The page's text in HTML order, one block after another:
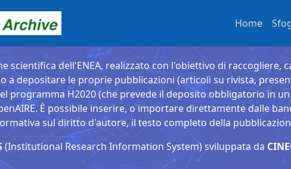
Home
scientifica dell'ENEA, realizzato con l'obiettivo di
a depositare le proprie pubblicazioni (articoli su rivista,
programma H2020 (che prevede il deposito obbligatorio in
È possibile inserire, o importare direttamente dalle
sul diritto d'autore, il testo completo della
(Institutional Research Information System) sviluppata da